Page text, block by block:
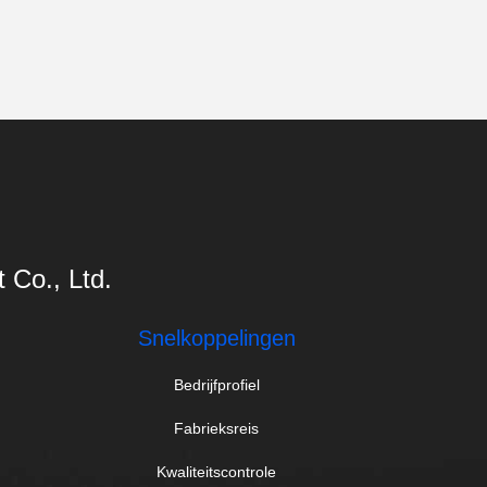
Co., Ltd.
Snelkoppelingen
Bedrijfprofiel
Fabrieksreis
Kwaliteitscontrole